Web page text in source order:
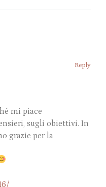
Reply
mi piace
sugli obiettivi. In
grazie per la